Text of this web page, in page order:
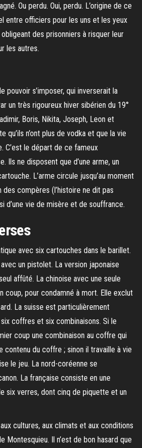
Ou perdu. Oui, perdu. L’origine de ce
entre officiers pour les uns et les yeux
des prisonniers à risquer leur
les autres.
pouvoir s’imposer, qui inverserait la
un très rigoureux hiver sibérien du 19°
Boris, Nikita, Joseph, Leon et
qu’ils n’ont plus de vodka et que la vie
C’est le départ de ce fameux
Ils ne disposent que d’une arme, un
L’arme circule jusqu’au moment
des compères (l’histoire ne dit pas
d’une vie de misère et de souffrance.
avec six cartouches dans le barillet.
un pistolet. La version japonaise
affûté. La chinoise avec une seule
coup, pour condamné à mort. Elle exclut
La suisse est particulièrement
coffres et six combinaisons. Si le
coup une combinaison au coffre qui
contenu du coffre ; sinon il travaille à vie
le jeu. La nord-coréenne se
La française consiste en une
six verres, dont cinq de piquette et un
cultures, aux climats et aux conditions
Montesquieu. Il n’est de bon hasard que